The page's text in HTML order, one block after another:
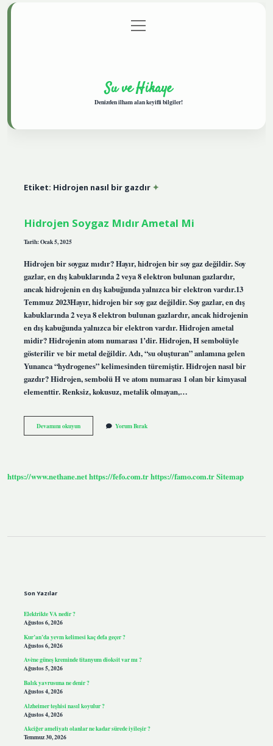
Gizlilik Politikası
menüyü
aç
Su ve Hikaye
Denizden ilham alan keyifli bilgiler!
Etiket: Hidrojen nasıl bir gazdır
Hidrojen Soygaz Mıdır Ametal Mi
Tarih: Ocak 5, 2025
Hidrojen bir soygaz mıdır? Hayır, hidrojen bir soy gaz değildir. Soy
gazlar, en dış kabuklarında 2 veya 8 elektron bulunan gazlardır,
ancak hidrojenin en dış kabuğunda yalnızca bir elektron vardır.13
Temmuz 2023Hayır, hidrojen bir soy gaz değildir. Soy gazlar, en dış
kabuklarında 2 veya 8 elektron bulunan gazlardır, ancak hidrojenin
en dış kabuğunda yalnızca bir elektron vardır. Hidrojen ametal
midir? Hidrojenin atom numarası 1’dir. Hidrojen, H sembolüyle
gösterilir ve bir metal değildir. Adı, “su oluşturan” anlamına gelen
Yunanca “hydrogenes” kelimesinden türemiştir. Hidrojen nasıl bir
gazdır? Hidrojen, sembolü H ve atom numarası 1 olan bir kimyasal
elementtir. Renksiz, kokusuz, metalik olmayan,…
Devamını okuyunHidrojen
Soygaz
Yorum Bırak
https://www.nethane.nethttps://fefo.com.trhttps://famo.com.trSitemap
Son Yazılar
Elektrikte VA nedir ?
Ağustos 6, 2026
Kur’an’da yevm kelimesi kaç defa geçer ?
Ağustos 6, 2026
Avène güneş kreminde titanyum dioksit var mı ?
Ağustos 5, 2026
Balık yavrusuna ne denir ?
Ağustos 4, 2026
Alzheimer teşhisi nasıl koyulur ?
Ağustos 4, 2026
Akciğer ameliyatı olanlar ne kadar sürede iyileşir ?
Temmuz 30, 2026